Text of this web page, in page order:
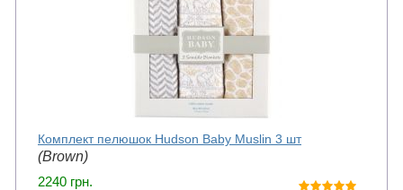
Комплект пелюшок Hudson Baby Muslin 3 шт
(Brown)
2240 грн.